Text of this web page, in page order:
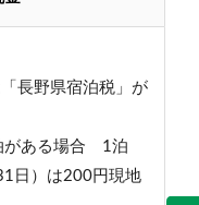
長野県宿泊税」が
がある場合 1泊
日）は200円現地